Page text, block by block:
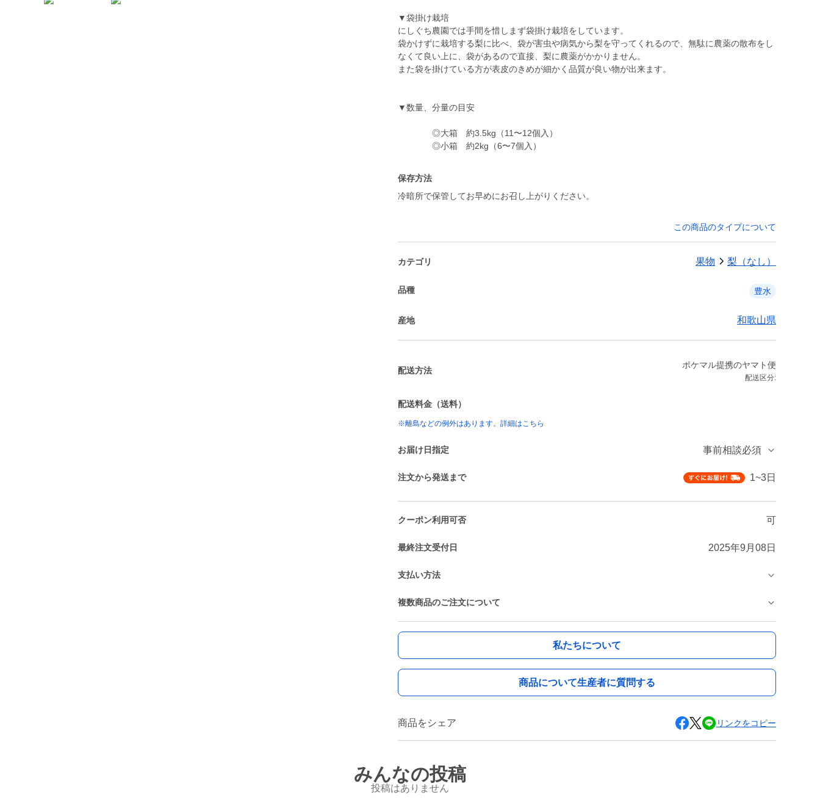
▼袋掛け栽培
にしぐち農園では手間を惜しまず袋掛け栽培をしています。
袋かけずに栽培する梨に比べ、袋が害虫や病気から梨を守ってくれるので、無駄に農薬の散布をし
なくて良い上に、袋があるので直接、梨に農薬がかかりません。
また袋を掛けている方が表皮のきめが細かく品質が良い物が出来ます。
▼数量、分量の目安
◎大箱 約3.5kg（11〜12個入）
◎小箱 約2kg（6〜7個入）
保存方法
冷暗所で保管してお早めにお召し上がりください。
この商品のタイプについて
カテゴリ 果物 梨（なし）
品種 豊水
産地 和歌山県
配送方法
ポケマル提携のヤマト便
配送区分:
配送料金（送料）
※離島などの例外はあります。詳細はこちら
お届け日指定 事前相談必須
注文から発送まで 1~3日
クーポン利用可否 可
最終注文受付日 2025年9月08日
支払い方法
複数商品のご注文について
私たちについて
商品について生産者に質問する
商品をシェア リンクをコピー
みんなの投稿
投稿はありません